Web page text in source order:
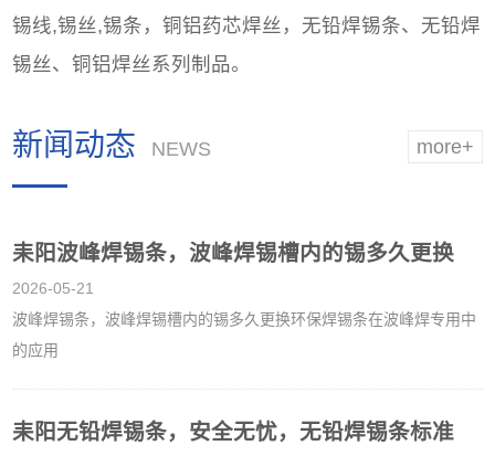
锡线,锡丝,锡条，铜铝药芯焊丝，无铅焊锡条、无铅焊
锡丝、铜铝焊丝系列制品。
more+
新闻动态 NEWS
耒阳波峰焊锡条，波峰焊锡槽内的锡多久更换
2026-05-21
波峰焊锡条，波峰焊锡槽内的锡多久更换环保焊锡条在波峰焊专用中
的应用
耒阳无铅焊锡条，安全无忧，无铅焊锡条标准